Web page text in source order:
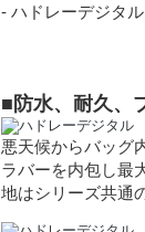
- ハドレーデジタル
■防水、耐久、
悪天候からバッグ
ラバーを内包し最
地はシリーズ共通